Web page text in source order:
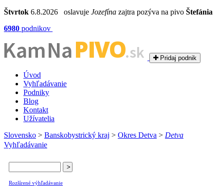
Štvrtok 6.8.2026 oslavuje Jozefína zajtra pozýva na pivo Štefánia
6980 podnikov
Kam NaPIVO.sk Pridaj podnik
Úvod
Vyhľadávanie
Podniky
Blog
Kontakt
Užívatelia
Slovensko > Banskobystrický kraj > Okres Detva > Detva
Vyhľadávanie
Rozšírené výhľadávanie